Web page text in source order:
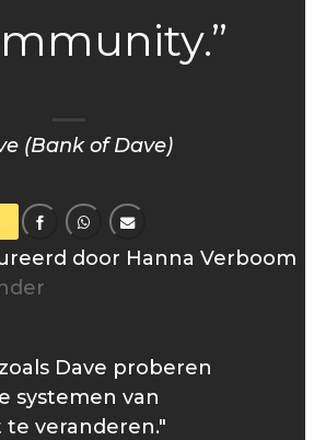
(Bank of Dave)
door Hanna Verboom
Dave proberen
systemen van
veranderen."